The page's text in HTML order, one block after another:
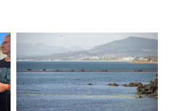
CRISIS MIGRATORIA